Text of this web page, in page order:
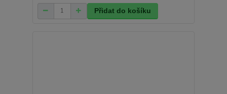
Přidat do košíku